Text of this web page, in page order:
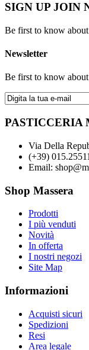
SIGN UP JOIN
Be first to know
Newsletter
Be first to know
PASTICCERIA
Via Della
(+39)
Email:
Shop Massera
Prodotti
I più venduti
Novità
In offerta
I nostri negozi
Site Map
Informazioni
Acquisti sicuri
Spedizioni
Resi
Area legale